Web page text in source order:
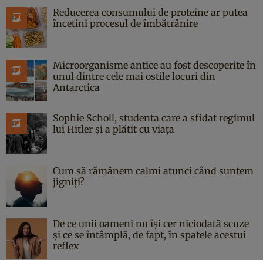
Reducerea consumului de proteine ar putea
încetini procesul de îmbătrânire
Microorganisme antice au fost descoperite în
unul dintre cele mai ostile locuri din
Antarctica
Sophie Scholl, studenta care a sfidat regimul
lui Hitler și a plătit cu viața
Cum să rămânem calmi atunci când suntem
jigniți?
De ce unii oameni nu își cer niciodată scuze
și ce se întâmplă, de fapt, în spatele acestui
reflex